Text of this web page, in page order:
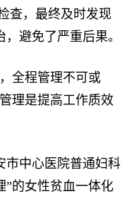
查，最终及时发现
避免了严重后果。
全程管理不可或
理是提高工作质效
市中心医院普通妇科
”的女性贫血一体化